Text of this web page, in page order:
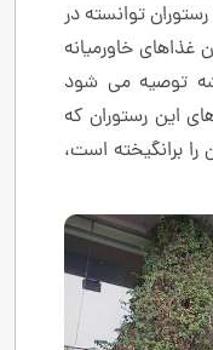
توانسته در
غذاهای خاورمیانه
توصیه می شود
این رستوران که
را برانگیخته است،